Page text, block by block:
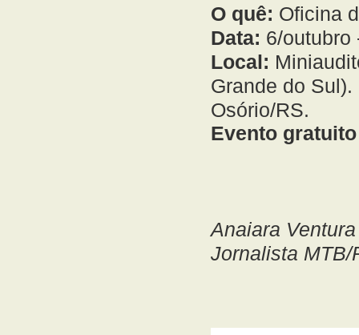
O quê: Oficina
Data: 6/outubro
Local:
Grande do
Osório/RS.
Evento gratuito
Anaiara
Jornalista MTB/